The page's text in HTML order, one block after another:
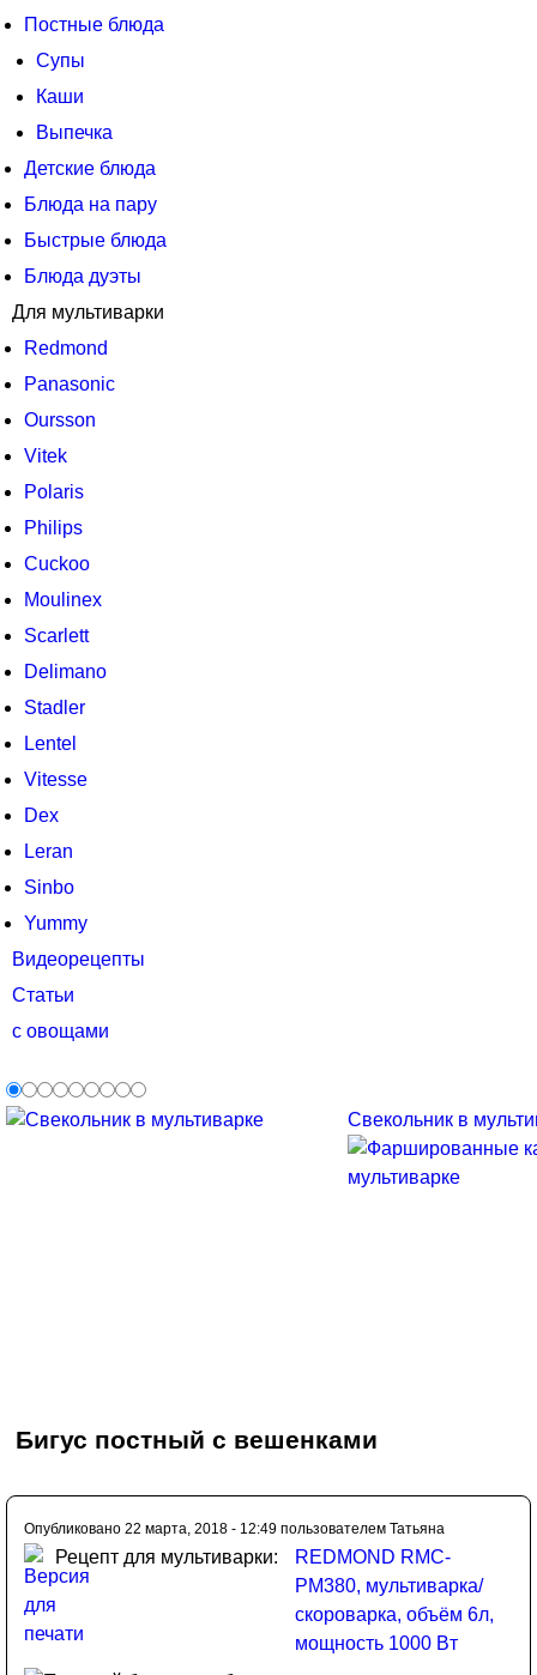
Постные блюда
Супы
Каши
Выпечка
Детские блюда
Блюда на пару
Быстрые блюда
Блюда дуэты
Для мультиварки
Redmond
Panasonic
Oursson
Vitek
Polaris
Philips
Cuckoo
Moulinex
Scarlett
Delimano
Stadler
Lentel
Vitesse
Dex
Leran
Sinbo
Yummy
Видеорецепты
Статьи
с овощами
Свекольник в
Бигус постный с вешенками
Опубликовано 22 марта, 2018 - 12:49 пользователем Татьяна
Рецепт для мультиварки:
REDMOND RMC-
PM380, мультиварка/
скороварка, объём 6л,
мощность 1000 Bт